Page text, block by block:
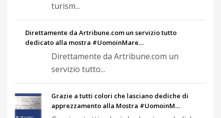
turism...
Direttamente da Artribune.com un servizio tutto
dedicato alla mostra #UomoinMare…
Direttamente da Artribune.com un
servizio tutto...
Grazie a tutti colori che lasciano dediche di
apprezzamento alla Mostra #UomoinM…